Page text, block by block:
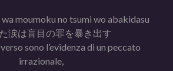
moumoku no tsumi wo abakidasu
涙は盲目の罪を暴き出す
sono l’evidenza di un peccato
irrazionale,